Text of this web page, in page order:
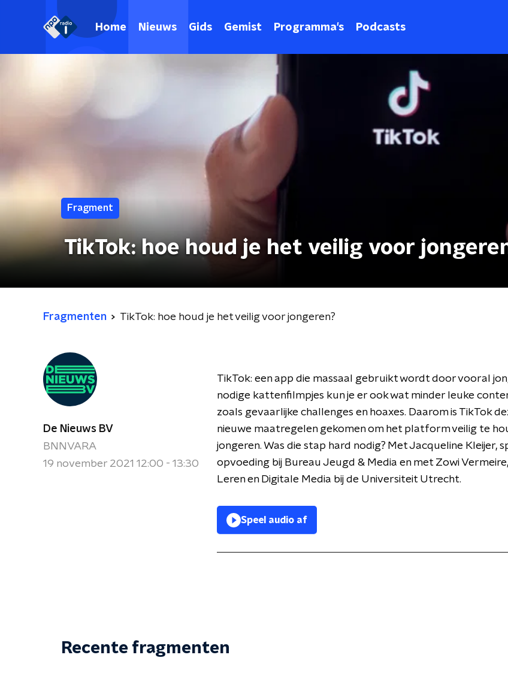
Home Nieuws Gids Gemist Programma's Podcasts
Fragment
TikTok: hoe houd je het veilig voor
Fragmenten TikTok: hoe houd je het veilig voor jongeren?
De Nieuws BV
BNNVARA
19 november 2021 12:00 - 13:30
TikTok: een app die massaal gebruikt wordt door vooral
nodige kattenfilmpjes kun je er ook wat minder leuke
zoals gevaarlijke challenges en hoaxes. Daarom is TikTok
nieuwe maatregelen gekomen om het platform veilig te
jongeren. Was die stap hard nodig? Met Jacqueline Kleijer,
opvoeding bij Bureau Jeugd & Media en met Zowi
Leren en Digitale Media bij de Universiteit Utrecht.
Speel audio af
Recente fragmenten